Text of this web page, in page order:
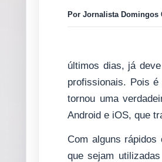
Por Jornalista Domingos
últimos dias, já
profissionais. Pois
tornou uma
Android e iOS, que
Com alguns rápidos
que sejam